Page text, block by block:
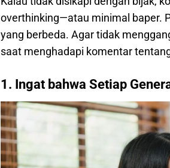
overthinking—atau minimal baper.
yang berbeda. Agar tidak
saat menghadapi komentar
1. Ingat bahwa Setiap